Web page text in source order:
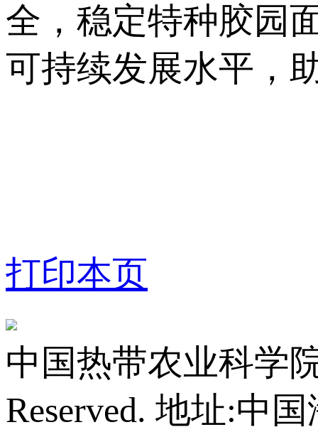
全，稳定特种胶园
可持续发展水平，
打印本页
中国热带农业科学
Reserved. 地址:中